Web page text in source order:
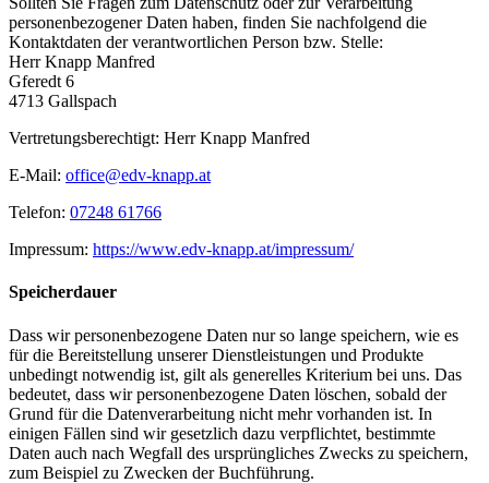
personenbezogener Daten haben, finden Sie nachfolgend die
Kontaktdaten der verantwortlichen Person bzw. Stelle:
Herr Knapp Manfred
Gferedt 6
4713 Gallspach
Vertretungsberechtigt: Herr Knapp Manfred
E-Mail: office@edv-knapp.at
Telefon: 07248 61766
Impressum: https://www.edv-knapp.at/impressum/
Speicherdauer
Dass wir personenbezogene Daten nur so lange speichern, wie es
für die Bereitstellung unserer Dienstleistungen und Produkte
unbedingt notwendig ist, gilt als generelles Kriterium bei uns. Das
bedeutet, dass wir personenbezogene Daten löschen, sobald der
Grund für die Datenverarbeitung nicht mehr vorhanden ist. In
einigen Fällen sind wir gesetzlich dazu verpflichtet, bestimmte
Daten auch nach Wegfall des ursprüngliches Zwecks zu speichern,
zum Beispiel zu Zwecken der Buchführung.